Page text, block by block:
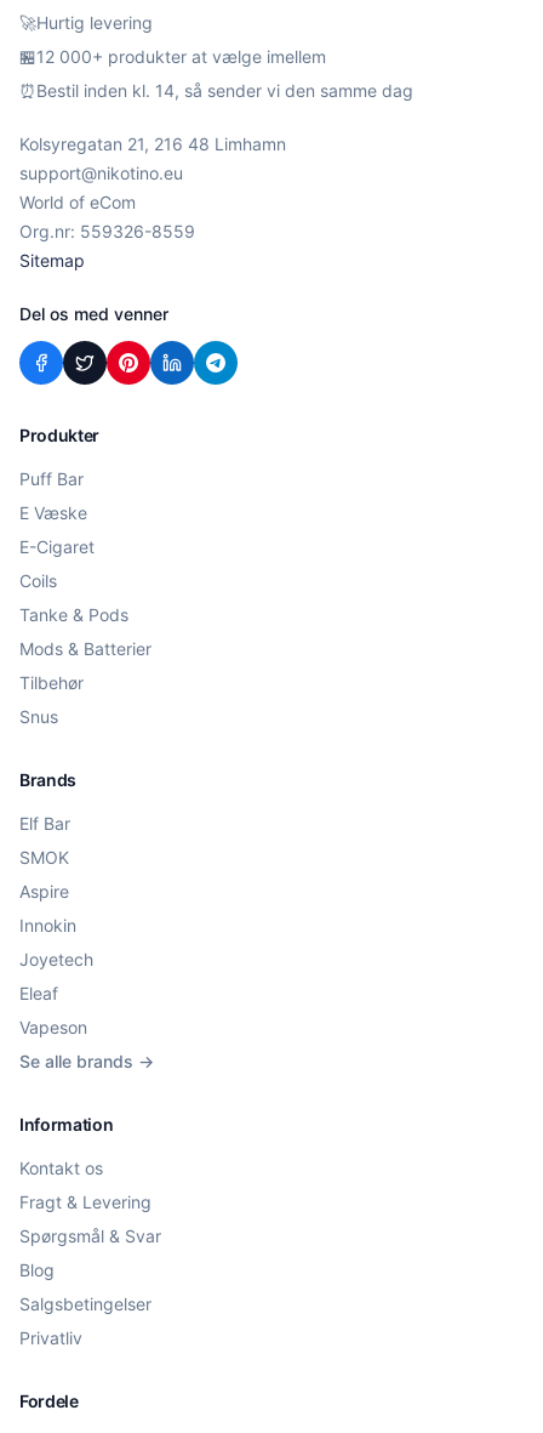
🚀Hurtig levering
🏪12 000+ produkter at vælge imellem
⏰Bestil inden kl. 14, så sender vi den samme dag
Kolsyregatan 21, 216 48 Limhamn
support@nikotino.eu
World of eCom
Org.nr: 559326-8559
Sitemap
Del os med venner
Produkter
Puff Bar
E Væske
E-Cigaret
Coils
Tanke & Pods
Mods & Batterier
Tilbehør
Snus
Brands
Elf Bar
SMOK
Aspire
Innokin
Joyetech
Eleaf
Vapeson
Se alle brands →
Information
Kontakt os
Fragt & Levering
Spørgsmål & Svar
Blog
Salgsbetingelser
Privatliv
Fordele